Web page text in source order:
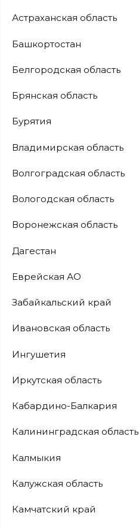
Астраханская область
Башкортостан
Белгородская область
Брянская область
Бурятия
Владимирская область
Волгоградская область
Вологодская область
Воронежская область
Дагестан
Еврейская АО
Забайкальский край
Ивановская область
Ингушетия
Иркутская область
Кабардино-Балкария
Калининградская область
Калмыкия
Калужская область
Камчатский край